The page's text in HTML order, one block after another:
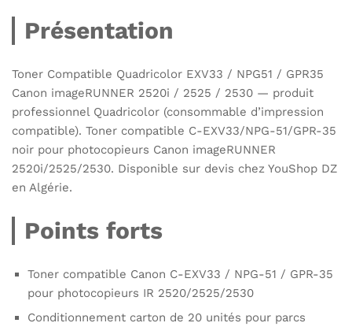
Présentation
Toner Compatible Quadricolor EXV33 / NPG51 / GPR35
Canon imageRUNNER 2520i / 2525 / 2530 — produit
professionnel Quadricolor (consommable d’impression
compatible). Toner compatible C-EXV33/NPG-51/GPR-35
noir pour photocopieurs Canon imageRUNNER
2520i/2525/2530. Disponible sur devis chez YouShop DZ
en Algérie.
Points forts
Toner compatible Canon C-EXV33 / NPG-51 / GPR-35
pour photocopieurs IR 2520/2525/2530
Conditionnement carton de 20 unités pour parcs